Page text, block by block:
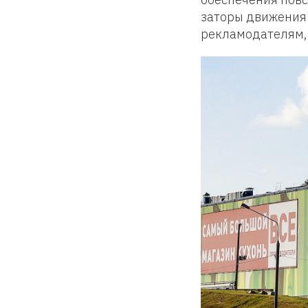
заторы